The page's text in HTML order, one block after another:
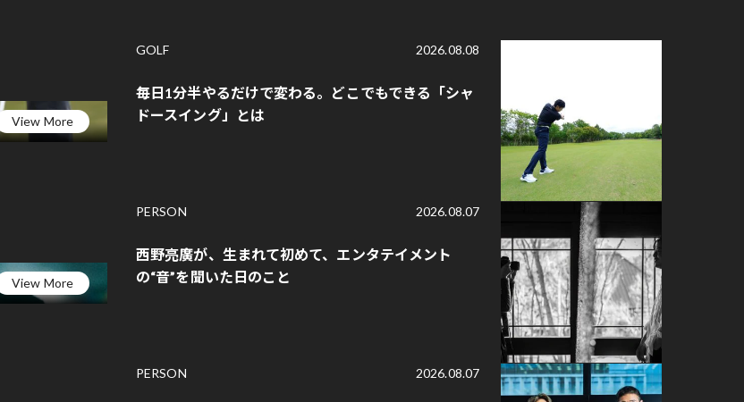
View More
GOLF 2026.08.08
毎日1分半やるだけで変わる。どこでもできる「シャ
ドースイング」とは
View More
PERSON 2026.08.07
西野亮廣が、生まれて初めて、エンタテイメント
の“音”を聞いた日のこと
PERSON 2026.08.07